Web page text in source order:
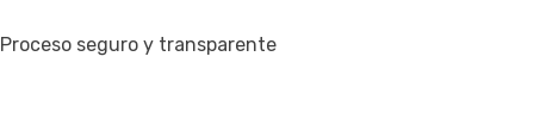
Proceso seguro y transparente